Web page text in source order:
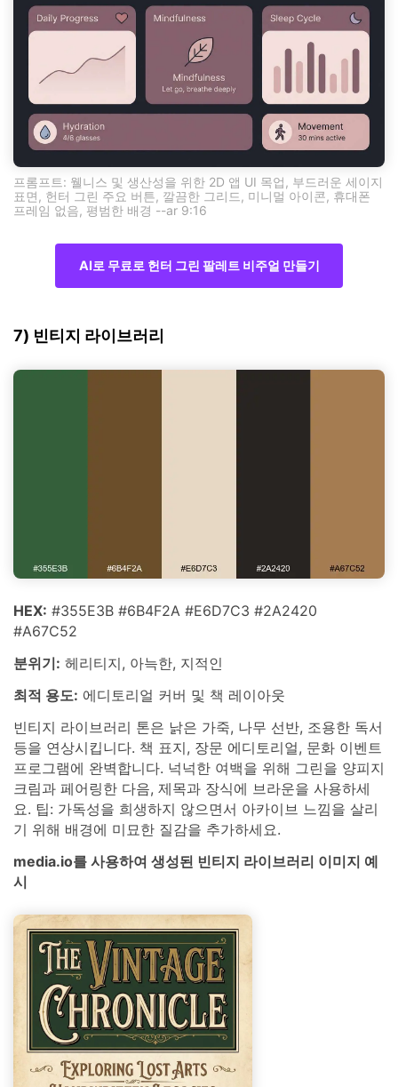
프롬프트: 웰니스 및 생산성을 위한 2D 앱 UI 목업, 부드러운 세이지
표면, 헌터 그린 주요 버튼, 깔끔한 그리드, 미니멀 아이콘, 휴대폰
프레임 없음, 평범한 배경 --ar 9:16
AI로 무료로 헌터 그린 팔레트 비주얼 만들기
7) 빈티지 라이브러리
HEX: #355E3B #6B4F2A #E6D7C3 #2A2420
#A67C52
분위기: 헤리티지, 아늑한, 지적인
최적 용도: 에디토리얼 커버 및 책 레이아웃
빈티지 라이브러리 톤은 낡은 가죽, 나무 선반, 조용한 독서
등을 연상시킵니다. 책 표지, 장문 에디토리얼, 문화 이벤트
프로그램에 완벽합니다. 넉넉한 여백을 위해 그린을 양피지
크림과 페어링한 다음, 제목과 장식에 브라운을 사용하세
요. 팁: 가독성을 희생하지 않으면서 아카이브 느낌을 살리
기 위해 배경에 미묘한 질감을 추가하세요.
media.io를 사용하여 생성된 빈티지 라이브러리 이미지 예
시